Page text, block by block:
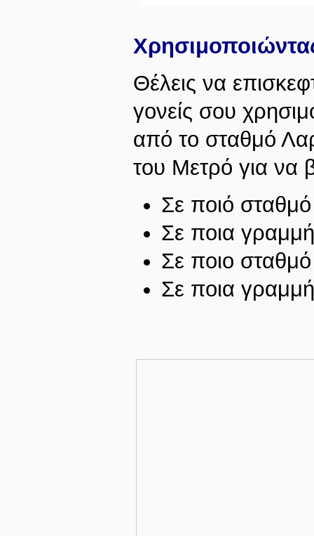
Θέλεις να
γονείς σου
από το σταθμό
του Μετρό για να
Σε ποιό σταθμό
Σε ποια
Σε ποιο σταθμό
Σε ποια